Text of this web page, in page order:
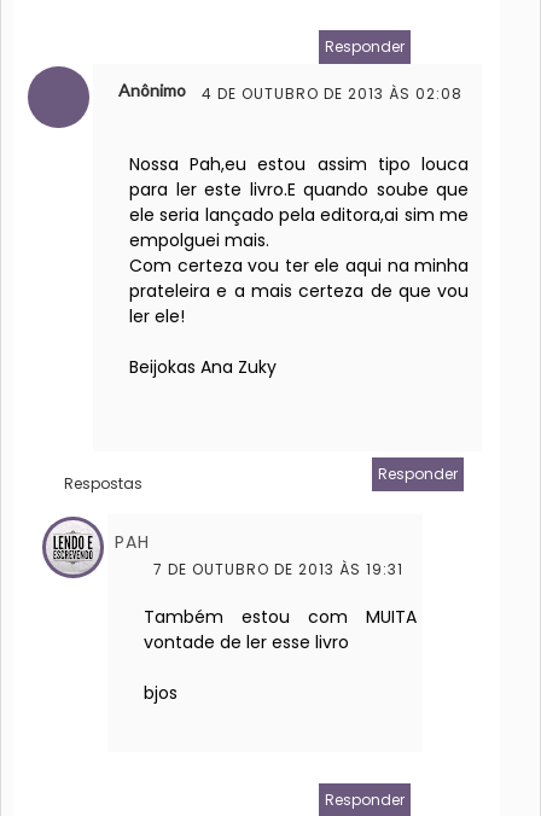
Responder
Anônimo 4 DE OUTUBRO DE 2013 ÀS 02:08
Nossa Pah,eu estou assim tipo louca
para ler este livro.E quando soube que
ele seria lançado pela editora,ai sim me
empolguei mais.
Com certeza vou ter ele aqui na minha
prateleira e a mais certeza de que vou
ler ele!
Beijokas Ana Zuky
Responder
Respostas
PAH
7 DE OUTUBRO DE 2013 ÀS 19:31
Também estou com MUITA
vontade de ler esse livro
bjos
Responder